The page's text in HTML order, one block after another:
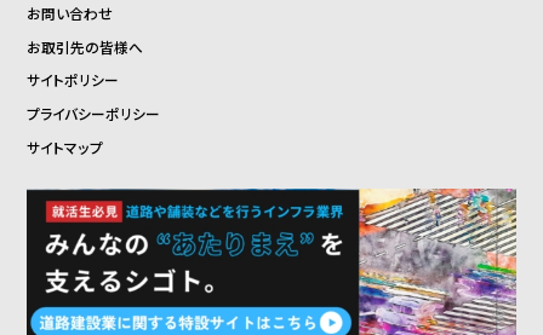
お問い合わせ
お取引先の皆様へ
サイトポリシー
プライバシーポリシー
サイトマップ